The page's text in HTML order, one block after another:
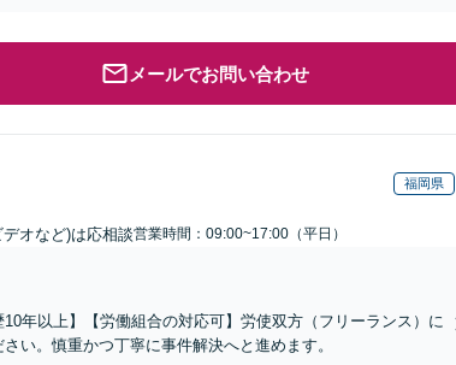
メールでお問い合わせ
福岡県
オなど)は応相談営業時間：09:00~17:00（平日）
年以上】【労働組合の対応可】労使双方（フリーランス）に
い。慎重かつ丁寧に事件解決へと進めます。